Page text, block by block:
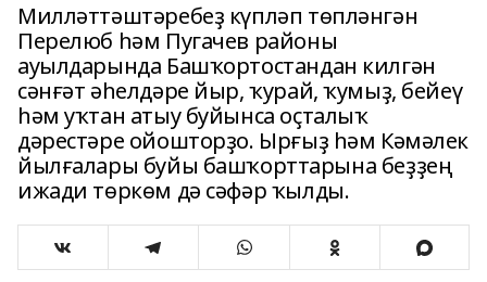
Милләттәштәребеҙ күпләп төпләнгән
Перелюб һәм Пугачев районы
ауылдарында Башҡортостандан килгән
сәнғәт әһелдәре йыр, ҡурай, ҡумыҙ, бейеү
һәм уҡтан атыу буйынса оҫталыҡ
дәрестәре ойошторҙо. Ырғыҙ һәм Кәмәлек
йылғалары буйы башҡорттарына беҙҙең
ижади төркөм дә сәфәр ҡылды.